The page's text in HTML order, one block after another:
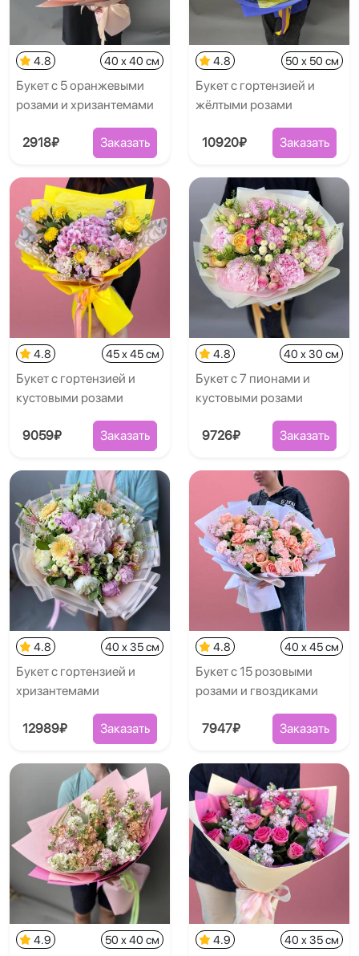
4.8 40 x 40 см
Букет с 5 оранжевыми
розами и хризантемами
2918₽ Заказать
4.8 50 x 50 см
Букет с гортензией и
жёлтыми розами
10920₽ Заказать
4.8 45 x 45 см
Букет с гортензией и
кустовыми розами
9059₽ Заказать
4.8 40 x 30 см
Букет с 7 пионами и
кустовыми розами
9726₽ Заказать
4.8 40 x 35 см
Букет с гортензией и
хризантемами
12989₽ Заказать
4.8 40 x 45 см
Букет с 15 розовыми
розами и гвоздиками
7947₽ Заказать
4.9 50 x 40 см 4.9 40 x 35 см